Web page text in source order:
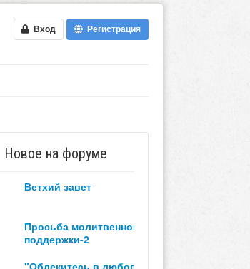
Вход Регистрация
Новое на форуме
ветхий завет
просьба молитвенной
поддержки-2
"облекитесь в любовь"